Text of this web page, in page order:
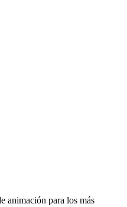
animación para los más